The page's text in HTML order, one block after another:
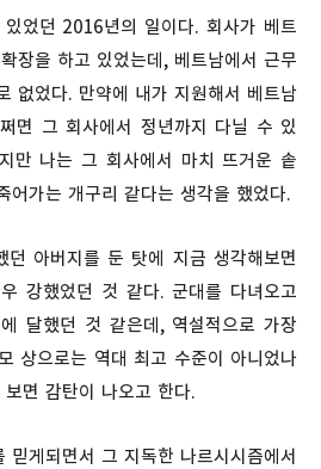
었던 2016년의 일이다. 회사가 베트
장을 하고 있었는데, 베트남에서 근무
없었다. 만약에 내가 지원해서 베트남
면 그 회사에서 정년까지 다닐 수 있
만 나는 그 회사에서 마치 뜨거운 솥
어가는 개구리 같다는 생각을 했었다.
던 아버지를 둔 탓에 지금 생각해보면
강했었던 것 같다. 군대를 다녀오고
달했던 것 같은데, 역설적으로 가장
상으로는 역대 최고 수준이 아니었나
면 감탄이 나오고 한다.
믿게되면서 그 지독한 나르시시즘에서